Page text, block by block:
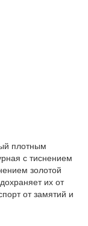
плотным
с тиснением
золотой
их от
от замятий и